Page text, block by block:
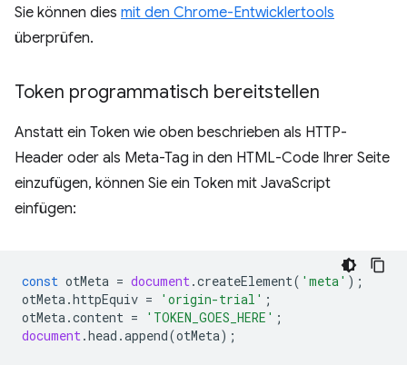
Sie können dies mit den Chrome-Entwicklertools
überprüfen.
Token programmatisch bereitstellen
Anstatt ein Token wie oben beschrieben als HTTP-
Header oder als Meta-Tag in den HTML-Code Ihrer Seite
einzufügen, können Sie ein Token mit JavaScript
einfügen:
const otMeta = document.createElement( 'meta' );
otMeta.httpEquiv = 'origin-trial' ;
otMeta.content = 'TOKEN_GOES_HERE' ;
document.head .append(otMeta);